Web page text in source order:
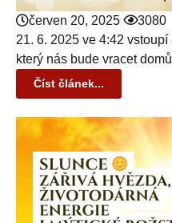
červen 20, 2025
3080
21. 6. 2025 ve 4:42
který nás bude vracet
Číst článek...